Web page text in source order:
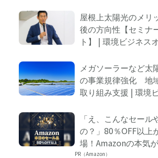
屋根上太陽光のメリ
後の方向性【セミナ
ト】 | 環境ビジネス
メガソーラーなど太
の事業規律強化 地
取り組み支援 | 環境
「え、こんなセール
の？」80％OFF以上
場！Amazonの本気
PR（Amazon）